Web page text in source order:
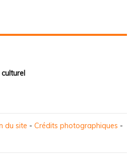
du site - Crédits photographiques -